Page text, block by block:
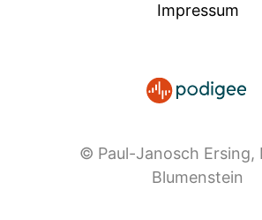
Impressum
© Paul-Janosch Ersing,
Blumenstein